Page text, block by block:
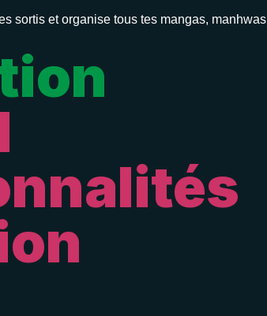
sortis et organise tous tes mangas,